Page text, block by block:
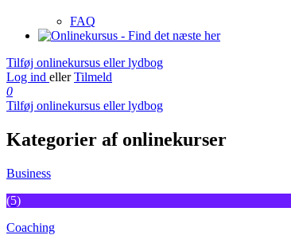
FAQ
Tilføj onlinekursus eller lydbog
Log ind eller Tilmeld
0
Tilføj onlinekursus eller lydbog
Kategorier af onlinekurser
Business
(5)
Coaching